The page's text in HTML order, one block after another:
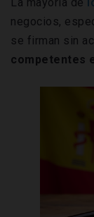
negocios,
se firman sin
competentes